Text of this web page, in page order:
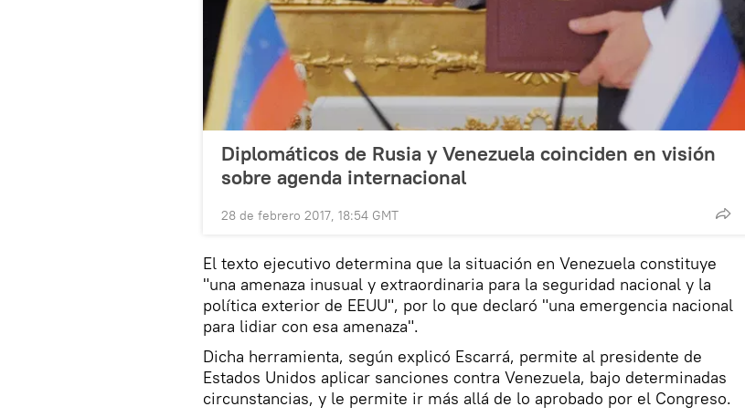
Diplomáticos de Rusia y Venezuela coinciden en visión
sobre agenda internacional
28 de febrero 2017, 18:54 GMT
El texto ejecutivo determina que la situación en Venezuela constituye
"una amenaza inusual y extraordinaria para la seguridad nacional y la
política exterior de EEUU", por lo que declaró "una emergencia nacional
para lidiar con esa amenaza".
Dicha herramienta, según explicó Escarrá, permite al presidente de
Estados Unidos aplicar sanciones contra Venezuela, bajo determinadas
circunstancias, y le permite ir más allá de lo aprobado por el Congreso.